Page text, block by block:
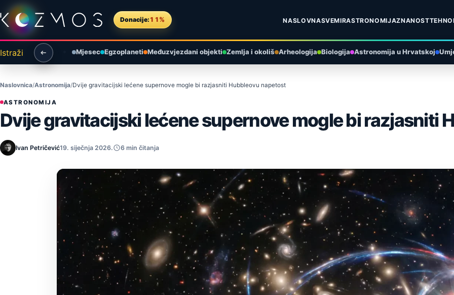
Preskoči na sadržaj
Donacije: 11% NASLOVNASVEMIRASTRONOMIJAZNANOST
Istraži Mjesec Egzoplaneti Međuzvjezdani objekti Zemlja i okoliš Arheologija Biologija Astronomija u Hrvatskoj
Naslovnica Astronomija Dvije gravitacijski lećene supernove mogle bi razjasniti Hubbleovu napetost
ASTRONOMIJA
Dvije gravitacijski lećene supernove mogle bi razjasniti
Ivan Petričević19. siječnja 2026. 6 min čitanja